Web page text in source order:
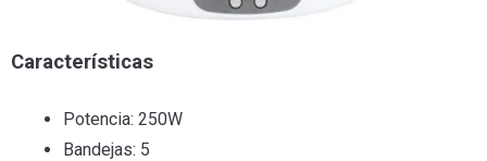
Características
Potencia: 250W
Bandejas: 5